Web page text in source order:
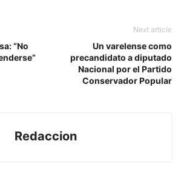
“No
Next article
Un varelense como
precandidato a diputado
Nacional por el Partido
Conservador Popular
Redaccion